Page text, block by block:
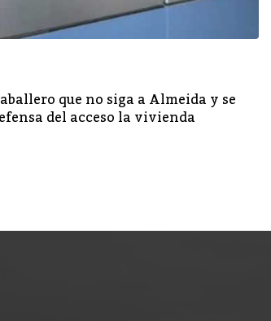
que no siga a Almeida y se
del acceso la vivienda